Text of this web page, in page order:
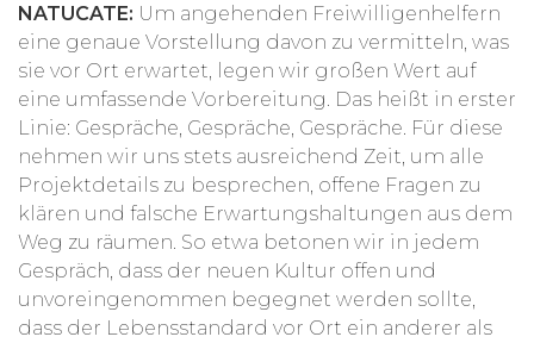
NATUCATE: Um angehenden Freiwilligenhelfern
eine genaue Vorstellung davon zu vermitteln, was
sie vor Ort erwartet, legen wir großen Wert auf
eine umfassende Vorbereitung. Das heißt in erster
Linie: Gespräche, Gespräche, Gespräche. Für diese
nehmen wir uns stets ausreichend Zeit, um alle
Projektdetails zu besprechen, offene Fragen zu
klären und falsche Erwartungshaltungen aus dem
Weg zu räumen. So etwa betonen wir in jedem
Gespräch, dass der neuen Kultur offen und
unvoreingenommen begegnet werden sollte,
dass der Lebensstandard vor Ort ein anderer als